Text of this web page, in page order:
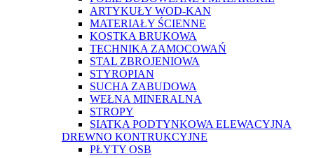
ARTYKUŁY WOD-KAN
MATERIAŁY ŚCIENNE
KOSTKA BRUKOWA
TECHNIKA ZAMOCOWAŃ
STAL ZBROJENIOWA
STYROPIAN
SUCHA ZABUDOWA
WEŁNA MINERALNA
STROPY
SIATKA PODTYNKOWA ELEWACYJNA
DREWNO KONTRUKCYJNE
PŁYTY OSB